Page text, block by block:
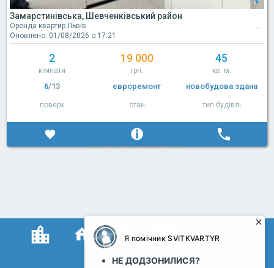
Замарстинівська, Шевченківський район
Оренда квартир Львів
Оновлено: 01/08/2026 о 17:21
2
кімнати
19 000
грн.
45
кв. м.
6/13
поверх
євроремонт
стан
новобудова здана
тип будівлі